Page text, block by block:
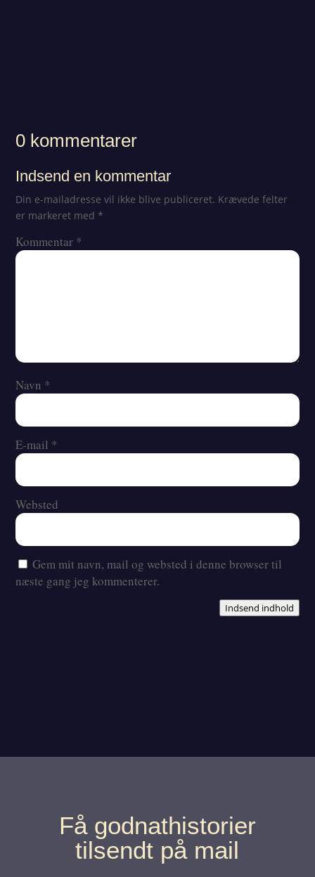
0 kommentarer
Indsend en kommentar
Din e-mailadresse vil ikke blive publiceret. Krævede felter
er markeret med*
Kommentar *
Navn *
E-mail *
Websted
Gem mit navn, mail og websted i denne browser til
næste gang jeg kommenterer.
Indsend indhold
Få godnathistorier
tilsendt på mail